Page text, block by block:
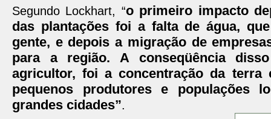
Segundo Lockhart, “o primeiro impacto
das plantações foi a falta de água,
gente, e depois a migração de
para a região. A conseqüência
agricultor, foi a concentração da terra
pequenos produtores e populações
grandes cidades”.